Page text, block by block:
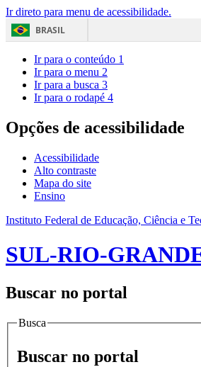
Ir direto para menu de acessibilidade.
BRASIL
Ir para o conteúdo 1
Ir para o menu 2
Ir para a busca 3
Ir para o rodapé 4
Opções de acessibilidade
Acessibilidade
Alto contraste
Mapa do site
Ensino
Instituto Federal de Educação, Ciência e
SUL-RIO-
Buscar no portal
Busca
Buscar no portal